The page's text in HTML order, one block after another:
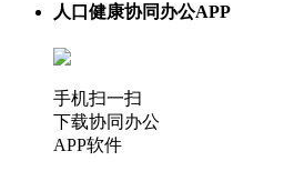
人口健康协同办公APP
手机扫一扫
下载协同办公
APP软件